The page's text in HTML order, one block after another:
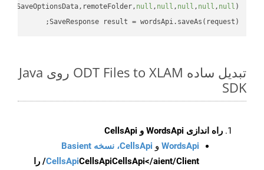
null , null , null , null , null
SaveResponse result = wordsApi.saveAs(request);
تبدیل ساده ODT Files to XLAM روی Java
SDK
راه اندازی WordsApi و CellsApi
WordsApi و CellsApi، نسخه Basient
CellsApiCellsApi
CellsApi</aient/Client/ را